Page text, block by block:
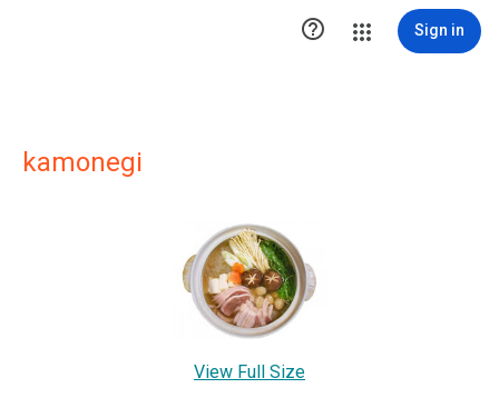
 Sign in
kamonegi
View Full Size